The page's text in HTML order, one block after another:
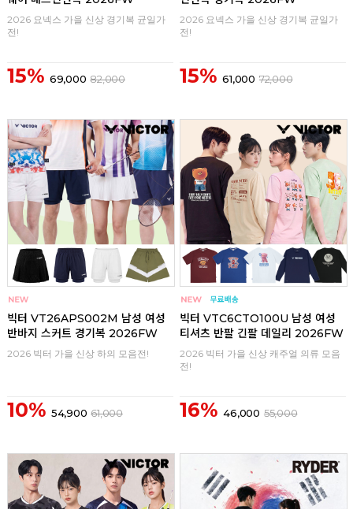
2026 요넥스 가을 신상 경기복 균일가
전!
15% 69,000 82,000
2026 요넥스 가을 신상 경기복 균일가
전!
15% 61,000 72,000
빅터 VT26APS002M 남성 여성
반바지 스커트 경기복 2026FW
2026 빅터 가을 신상 하의 모음전!
10% 54,900 61,000
빅터 VTC6CTO100U 남성 여성
티셔츠 반팔 긴팔 데일리 2026FW
2026 빅터 가을 신상 캐주얼 의류 모음
전!
16% 46,000 55,000